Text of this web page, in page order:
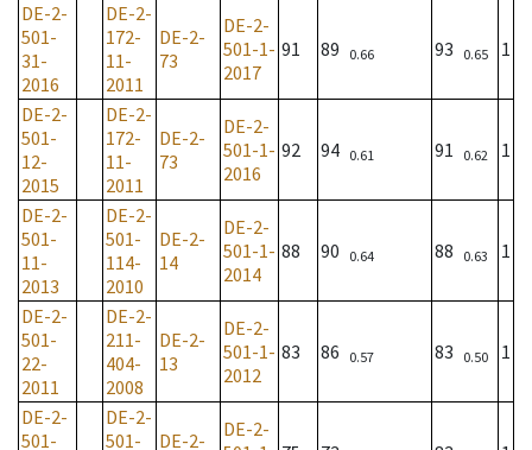
DE-2-
501-
31-
2016
DE-2-
172-
11-
2011
DE-2-
73
DE-2-
501-1-
2017
91 89 0.66 93 0.65 1
DE-2-
501-
12-
2015
DE-2-
172-
11-
2011
DE-2-
73
DE-2-
501-1-
2016
92 94 0.61 91 0.62 1
DE-2-
501-
11-
2013
DE-2-
501-
114-
2010
DE-2-
14
DE-2-
501-1-
2014
88 90 0.64 88 0.63 1
DE-2-
501-
22-
2011
DE-2-
211-
404-
2008
DE-2-
13
DE-2-
501-1-
2012
83 86 0.57 83 0.50 1
DE-2-
501-
DE-2-
501-
DE-2-
DE-2-